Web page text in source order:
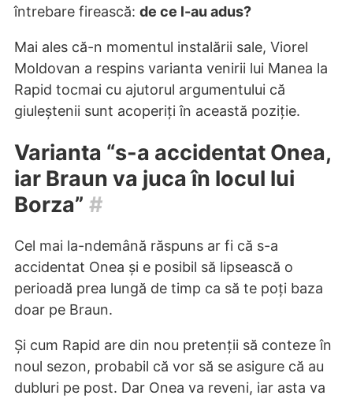
întrebare firească: de ce l-au adus?
Mai ales că-n momentul instalării sale, Viorel
Moldovan a respins varianta venirii lui Manea la
Rapid tocmai cu ajutorul argumentului că
giuleștenii sunt acoperiți în această poziție.
Varianta “s-a accidentat Onea,
iar Braun va juca în locul lui
Borza” #
Cel mai la-ndemână răspuns ar fi că s-a
accidentat Onea și e posibil să lipsească o
perioadă prea lungă de timp ca să te poți baza
doar pe Braun.
Și cum Rapid are din nou pretenții să conteze în
noul sezon, probabil că vor să se asigure că au
dubluri pe post. Dar Onea va reveni, iar asta va